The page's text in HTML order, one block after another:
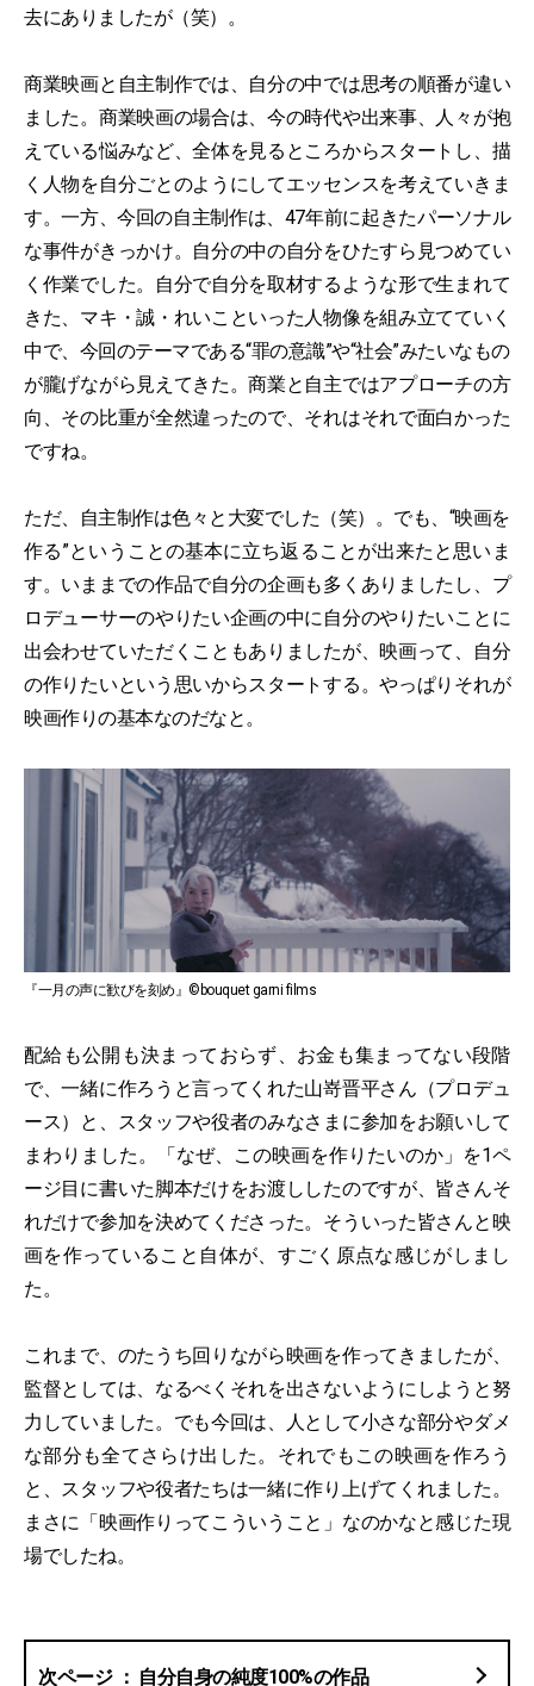
去にありましたが（笑）。
商業映画と自主制作では、自分の中では思考の順番が違い
ました。商業映画の場合は、今の時代や出来事、人々が抱
えている悩みなど、全体を見るところからスタートし、描
く人物を自分ごとのようにしてエッセンスを考えていきま
す。一方、今回の自主制作は、47年前に起きたパーソナル
な事件がきっかけ。自分の中の自分をひたすら見つめてい
く作業でした。自分で自分を取材するような形で生まれて
きた、マキ・誠・れいこといった人物像を組み立てていく
中で、今回のテーマである“罪の意識”や“社会”みたいなもの
が朧げながら見えてきた。商業と自主ではアプローチの方
向、その比重が全然違ったので、それはそれで面白かった
ですね。
ただ、自主制作は色々と大変でした（笑）。でも、“映画を
作る”ということの基本に立ち返ることが出来たと思いま
す。いままでの作品で自分の企画も多くありましたし、プ
ロデューサーのやりたい企画の中に自分のやりたいことに
出会わせていただくこともありましたが、映画って、自分
の作りたいという思いからスタートする。やっぱりそれが
映画作りの基本なのだなと。
『一月の声に歓びを刻め』©bouquet garni films
配給も公開も決まっておらず、お金も集まってない段階
で、一緒に作ろうと言ってくれた山嵜晋平さん（プロデュ
ース）と、スタッフや役者のみなさまに参加をお願いして
まわりました。「なぜ、この映画を作りたいのか」を1ペ
ージ目に書いた脚本だけをお渡ししたのですが、皆さんそ
れだけで参加を決めてくださった。そういった皆さんと映
画を作っていること自体が、すごく原点な感じがしまし
た。
これまで、のたうち回りながら映画を作ってきましたが、
監督としては、なるべくそれを出さないようにしようと努
力していました。でも今回は、人として小さな部分やダメ
な部分も全てさらけ出した。それでもこの映画を作ろう
と、スタッフや役者たちは一緒に作り上げてくれました。
まさに「映画作りってこういうこと」なのかなと感じた現
場でしたね。
自分自身の純度100%の作品